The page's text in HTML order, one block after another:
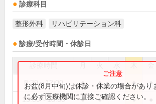
診療科目
整形外科 リハビリテーション科
診療/受付時間・休診日
8:30～12:00 ● ● ● ●
15:30～18:30 ● ● ●
お盆(8月中旬)は休診・休業の場合があり
に必ず医療機関に直接ご確認ください。